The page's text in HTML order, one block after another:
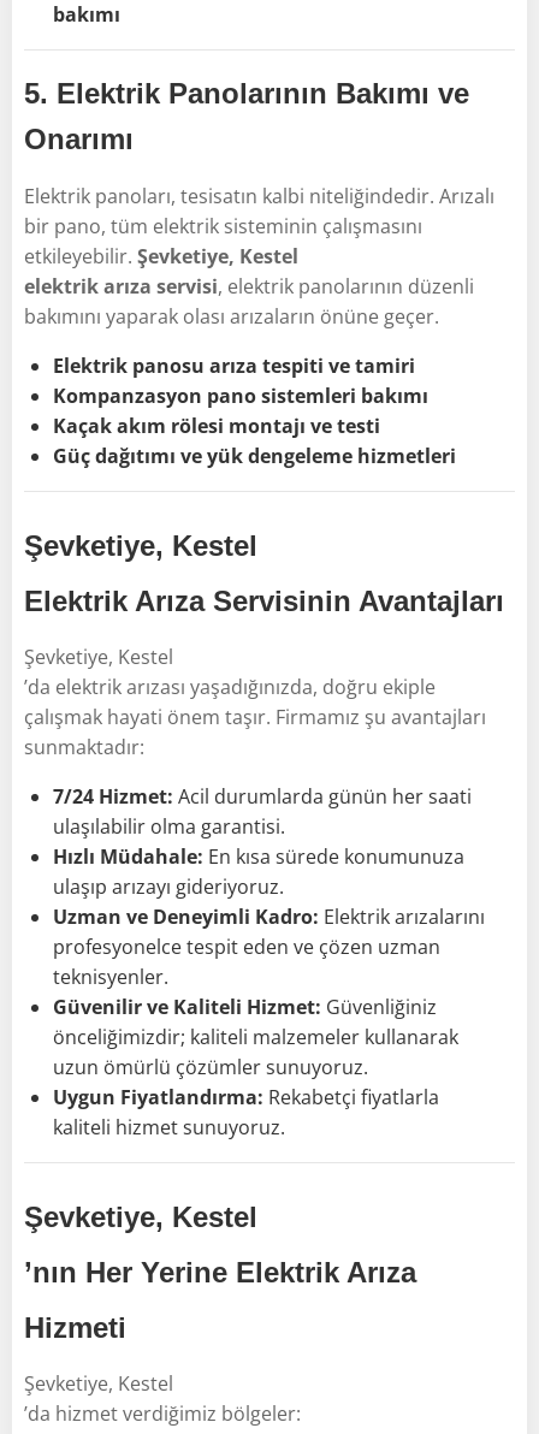
bakımı
5. Elektrik Panolarının Bakımı ve
Onarımı
Elektrik panoları, tesisatın kalbi niteliğindedir. Arızalı
bir pano, tüm elektrik sisteminin çalışmasını
etkileyebilir. Şevketiye, Kestel
elektrik arıza servisi, elektrik panolarının düzenli
bakımını yaparak olası arızaların önüne geçer.
Elektrik panosu arıza tespiti ve tamiri
Kompanzasyon pano sistemleri bakımı
Kaçak akım rölesi montajı ve testi
Güç dağıtımı ve yük dengeleme hizmetleri
Şevketiye, Kestel
Elektrik Arıza Servisinin Avantajları
Şevketiye, Kestel
’da elektrik arızası yaşadığınızda, doğru ekiple
çalışmak hayati önem taşır. Firmamız şu avantajları
sunmaktadır:
7/24 Hizmet: Acil durumlarda günün her saati
ulaşılabilir olma garantisi.
Hızlı Müdahale: En kısa sürede konumunuza
ulaşıp arızayı gideriyoruz.
Uzman ve Deneyimli Kadro: Elektrik arızalarını
profesyonelce tespit eden ve çözen uzman
teknisyenler.
Güvenilir ve Kaliteli Hizmet: Güvenliğiniz
önceliğimizdir; kaliteli malzemeler kullanarak
uzun ömürlü çözümler sunuyoruz.
Uygun Fiyatlandırma: Rekabetçi fiyatlarla
kaliteli hizmet sunuyoruz.
Şevketiye, Kestel
’nın Her Yerine Elektrik Arıza
Hizmeti
Şevketiye, Kestel
’da hizmet verdiğimiz bölgeler: